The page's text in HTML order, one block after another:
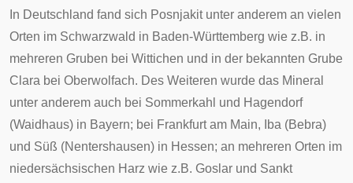
In Deutschland fand sich Posnjakit unter anderem an vielen
Orten im Schwarzwald in Baden-Württemberg wie z.B. in
mehreren Gruben bei Wittichen und in der bekannten Grube
Clara bei Oberwolfach. Des Weiteren wurde das Mineral
unter anderem auch bei Sommerkahl und Hagendorf
(Waidhaus) in Bayern; bei Frankfurt am Main,
Iba (Bebra)
und Süß (Nentershausen) in Hessen; an mehreren Orten im
niedersächsischen Harz wie z.B. Goslar und Sankt